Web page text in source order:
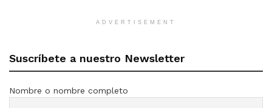
ADVERTISEMENT
Suscríbete a nuestro Newsletter
Nombre o nombre completo